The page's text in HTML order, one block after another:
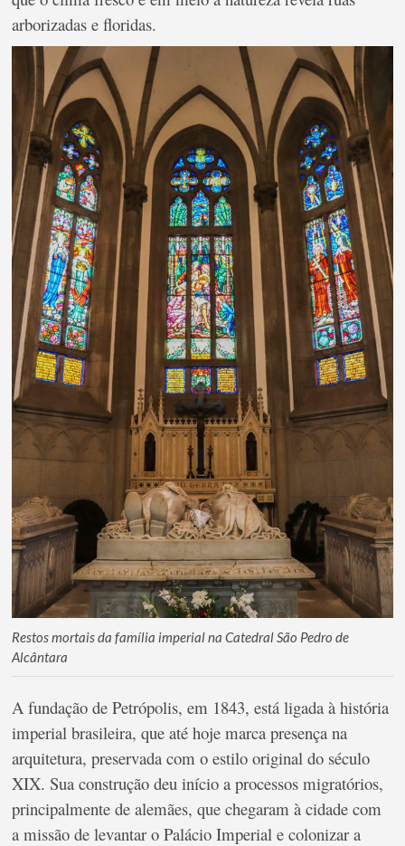
arborizadas e floridas.
Restos mortais da família imperial na Catedral São Pedro de
Alcântara
A fundação de Petrópolis, em 1843, está ligada à história
imperial brasileira, que até hoje marca presença na
arquitetura, preservada com o estilo original do século
XIX. Sua construção deu início a processos migratórios,
principalmente de alemães, que chegaram à cidade com
a missão de levantar o Palácio Imperial e colonizar a